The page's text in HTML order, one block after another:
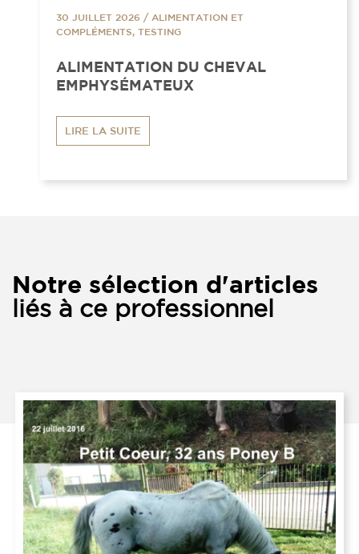
30 JUILLET 2026 / ALIMENTATION ET
COMPLÉMENTS, TESTING
ALIMENTATION DU CHEVAL
EMPHYSÉMATEUX
LIRE LA SUITE
Notre sélection d'articles
liés à ce professionnel